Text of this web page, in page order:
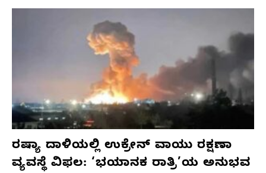
ರಷ್ಯಾ ದಾಳಿಯಲ್ಲಿ ಉಕ್ರೇನ್ ವಾಯು ರಕ್ಷಣಾ
ವ್ಯವಸ್ಥೆ ವಿಫಲ: ‘ಭಯಾನಕ ರಾತ್ರಿ’ಯ ಅನುಭವ